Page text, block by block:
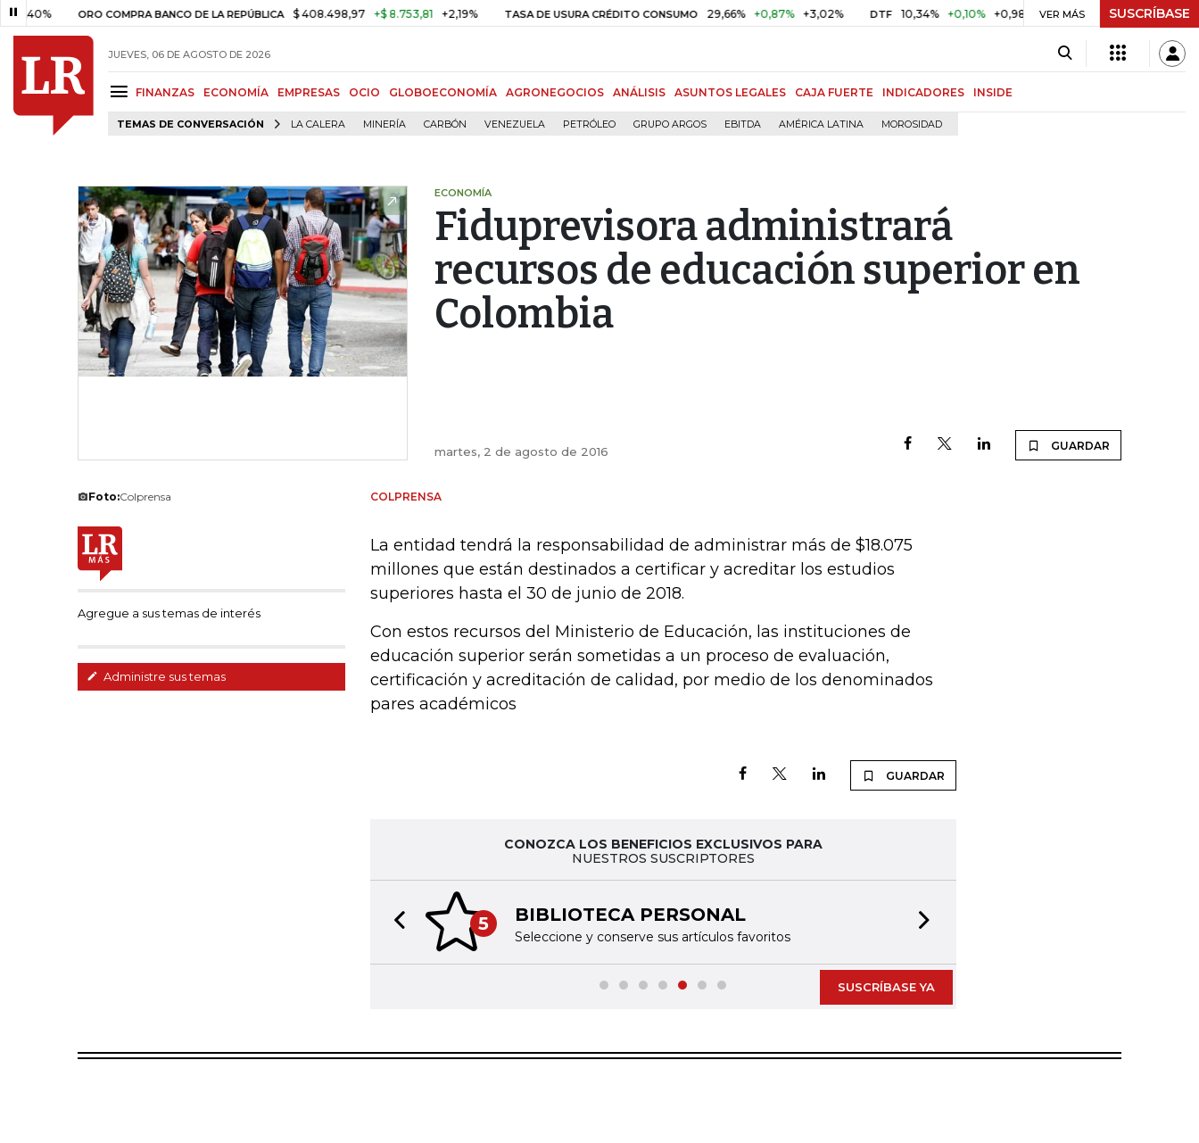
ORO COMPRA BANCO DE LA REPÚBLICA $ 408.498,97 +$ 8.753,81 +2,19% TASA DE USURA CRÉDITO CONSUMO 29,66% +0,87% +3,02% DTF 10,34% +0,10% +0,98% UVR $ 416,91 +$ 0,05 +0,01%
VER MÁS SUSCRÍBASE
JUEVES, 06 DE AGOSTO DE 2026
FINANZAS ECONOMÍA EMPRESAS OCIO GLOBOECONOMÍA AGRONEGOCIOS ANÁLISIS ASUNTOS LEGALES CAJA FUERTE INDICADORES INSIDE
TEMAS DE CONVERSACIÓN LA CALERA MINERÍA CARBÓN VENEZUELA PETRÓLEO GRUPO ARGOS EBITDA AMÉRICA LATINA MOROSIDAD
ECONOMÍA
Fiduprevisora administrará
recursos de educación superior en
Colombia
martes, 2 de agosto de 2016 GUARDAR
Foto:Colprensa
Agregue a sus temas de interés
Administre sus temas
COLPRENSA
La entidad tendrá la responsabilidad de administrar más de $18.075
millones que están destinados a certificar y acreditar los estudios
superiores hasta el 30 de junio de 2018.
Con estos recursos del Ministerio de Educación, las instituciones de
educación superior serán sometidas a un proceso de evaluación,
certificación y acreditación de calidad, por medio de los denominados
pares académicos
GUARDAR
CONOZCA LOS BENEFICIOS EXCLUSIVOS PARA
NUESTROS SUSCRIPTORES
5 BIBLIOTECA PERSONAL
Seleccione y conserve sus artículos favoritos
Previous slide
SUSCRÍBASE YA